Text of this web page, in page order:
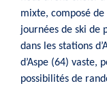
mixte, composé
journées de ski de
dans les stations
d’Aspe (64) vaste,
possibilités de